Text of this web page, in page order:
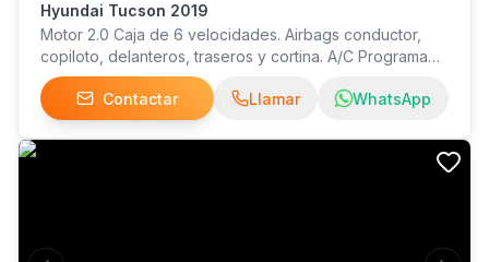
Hyundai Tucson 2019
Motor 2.0 Caja de 6 velocidades. Airbags conductor,
copiloto, delanteros, traseros y cortina. A/C Programa
electrónico de estabilidad. Pantalla touch flotante 7".
Volante multifuncional. Velocidad crucero. Modos de
conducción seleccionables. Espejos plegables
eléctricos. Asientos traseros reclinables y plegables.
Salida de AC en plazas traseras. Sensores y cámara de
Contactar Llamar WhatsApp